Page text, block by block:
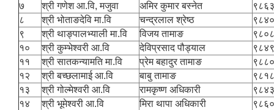
७
श्री गणेश आ.वि, मजुवा अमिर कुमार बस्नेत
८
श्री भोताङदेवि मा.वि चन्द्रलाल श्रेष्ठ
९
श्री थाङ्पालभ्याली मा.वि विजय तामाङ
१०
श्री कुम्भेश्वरी आ.वि देविप्रसाद पौड्याल
११
श्री सातकन्यामति मा.वि प्रेम बहादुर तामाङ
१२
श्री बच्छलामाई आ.वि बाबु तामाङ
१३
श्री गोल्मेश्वरी आ.वि रामकृष्ण अधिकारी
१४
श्री भूमेश्वरी आ.वि मिरा थापा अधिकारी